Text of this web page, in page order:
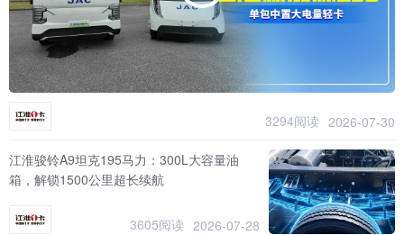
3294阅读 2026-07-30
江淮骏铃A9坦克195马力：300L大容量油
箱，解锁1500公里超长续航
3605阅读 2026-07-28